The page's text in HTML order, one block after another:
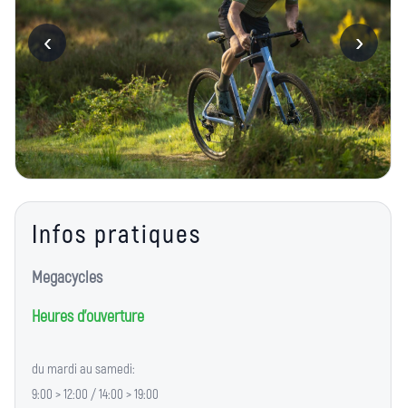
‹ ›
Infos pratiques
Megacycles
Heures d'ouverture
du mardi au samedi:
9:00 > 12:00 / 14:00 > 19:00